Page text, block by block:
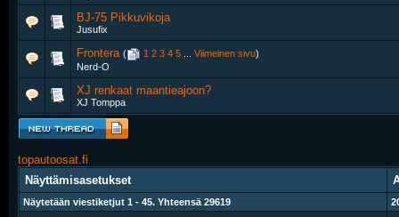
BJ-75 Pikkuvikoja
Jusufix
Frontera‎ ( 1 2 3 4 5 Viimeinen sivu)
Nerd-O
XJ renkaat maantieajoon?
XJ Tomppa
topautoosat.fi
Näyttämisasetukset
Näytetään viestiketjut 1 - 45. Yhteensä 29619